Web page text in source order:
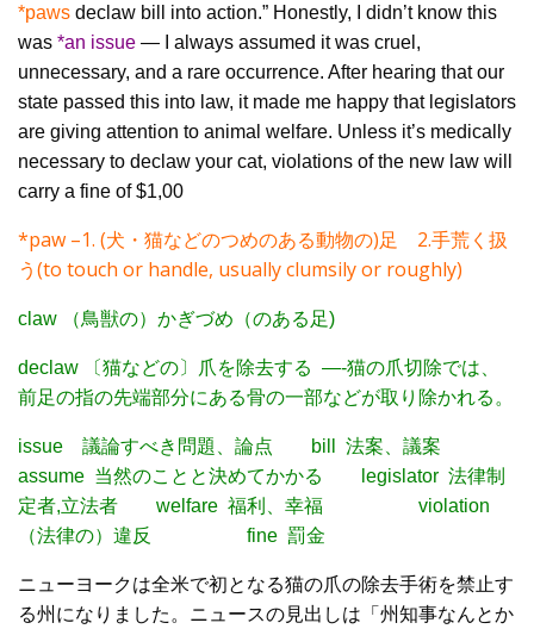
*paws declaw bill into action.” Honestly, I didn’t know this
was *an issue — I always assumed it was cruel,
unnecessary, and a rare occurrence. After hearing that our
state passed this into law, it made me happy that legislators
are giving attention to animal welfare. Unless it’s medically
necessary to declaw your cat, violations of the new law will
carry a fine of $1,00
*paw –1. (犬・猫などのつめのある動物の)足 2.手荒く扱
う(to touch or handle, usually clumsily or roughly)
claw （鳥獣の）かぎづめ（のある足)
declaw 〔猫などの〕爪を除去する —-猫の爪切除では、
前足の指の先端部分にある骨の一部などが取り除かれる。
issue 議論すべき問題、論点 bill 法案、議案
assume 当然のことと決めてかかる legislator 法律制
定者,立法者 welfare 福利、幸福 violation
（法律の）違反 fine 罰金
ニューヨークは全米で初となる猫の爪の除去手術を禁止す
る州になりました。ニュースの見出しは「州知事なんとか